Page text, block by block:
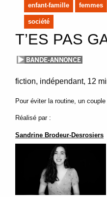
enfant-famille femmes
société
T’ES PAS
fiction indépendant 12
Pour éviter la routine, un
Réalisé par :
Sandrine Brodeur-Desrosiers